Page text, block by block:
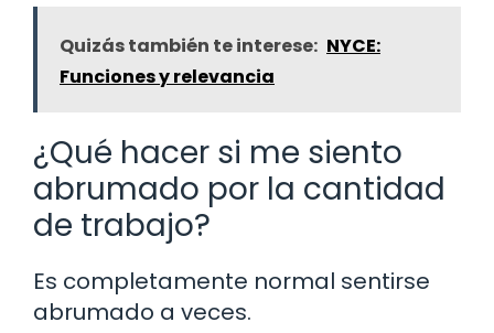
Quizás también te interese: NYCE:
Funciones y relevancia
¿Qué hacer si me siento
abrumado por la cantidad
de trabajo?
Es completamente normal sentirse
abrumado a veces.